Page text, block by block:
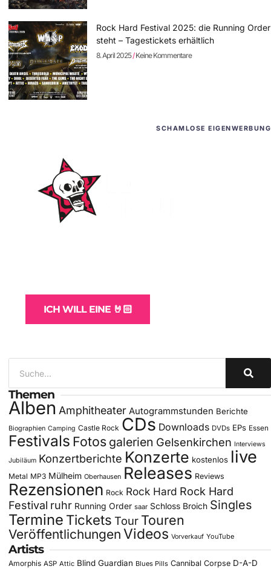
Rock Hard Festival 2025: die Running Order
steht – Tagestickets erhältlich
8. April 2025 Keine Kommentare
SCHAMLOSE EIGENWERBUNG
ICH WILL EINE 🤘🏻
Themen
Alben Amphitheater Autogrammstunden Berichte
Biographien Camping Castle Rock CDs Downloads DVDs EPs Essen
Festivals Fotos galerien Gelsenkirchen Interviews
Jubiläum Konzertberichte Konzerte kostenlos live
Metal MP3 Mülheim Oberhausen Releases Reviews
Rezensionen Rock Rock Hard Rock Hard
Festival ruhr Running Order saar Schloss Broich Singles
Termine Tickets Tour Touren
Veröffentlichungen Videos Vorverkauf YouTube
Artists
Amorphis ASP Attic Blind Guardian Blues Pills Cannibal Corpse D-A-D